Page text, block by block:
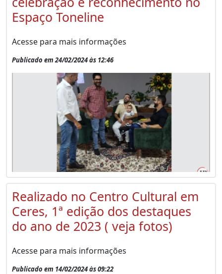
Espaço Toneline
Acesse para mais informações
Publicado em 24/02/2024 às 12:46
Realizado no Centro Cultural em
Ceres, 1ª edição dos destaques
do ano de 2023 ( veja fotos)
Acesse para mais informações
Publicado em 14/02/2024 às 09:22